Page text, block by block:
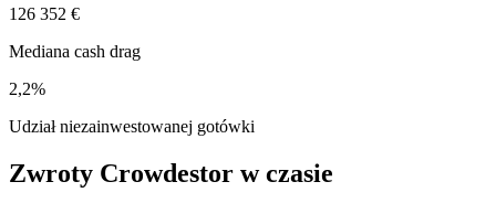
126 352 €
Mediana cash drag
2,2%
Udział niezainwestowanej gotówki
Zwroty Crowdestor w czasie